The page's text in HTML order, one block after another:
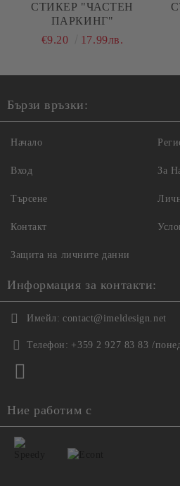
СТИКЕР "ЧАСТЕН
ПАРКИНГ"
€9.20
17.99лв.
Бързи връзки:
Начало
Вход
Търсене
Контакт
За
Защита на личните данни
Информация за контакти:
Имейл: contact@imeldesign.net
Телефон: +359 2 927 83 83 /
Ние работим с